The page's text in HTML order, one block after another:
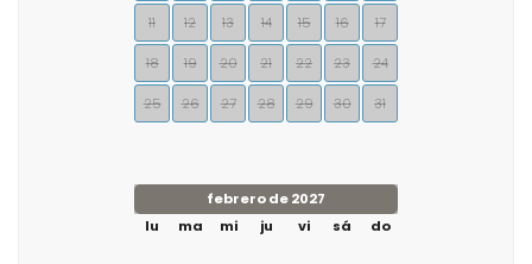
11 12 13 14 15 16 17
18 19 20 21 22 23 24
25 26 27 28 29 30 31
febrero de 2027
lu
ma mi ju vi sá do